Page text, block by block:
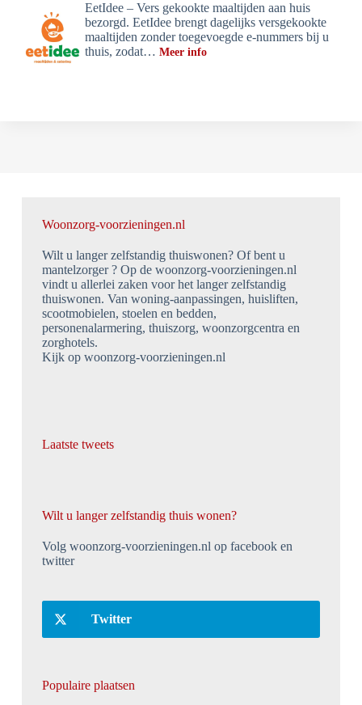
EetIdee – Vers gekookte maaltijden aan huis
bezorgd. EetIdee brengt dagelijks versgekookte
maaltijden zonder toegevoegde e-nummers bij u
thuis, zodat… Meer info
Woonzorg-voorzieningen.nl
Wilt u langer zelfstandig thuiswonen? Of bent u
mantelzorger ? Op de woonzorg-voorzieningen.nl
vindt u allerlei zaken voor het langer zelfstandig
thuiswonen. Van woning-aanpassingen, huisliften,
scootmobielen, stoelen en bedden,
personenalarmering, thuiszorg, woonzorgcentra en
zorghotels.
Kijk op woonzorg-voorzieningen.nl
Laatste tweets
Wilt u langer zelfstandig thuis wonen?
Volg woonzorg-voorzieningen.nl op facebook en
twitter
Twitter
Populaire plaatsen